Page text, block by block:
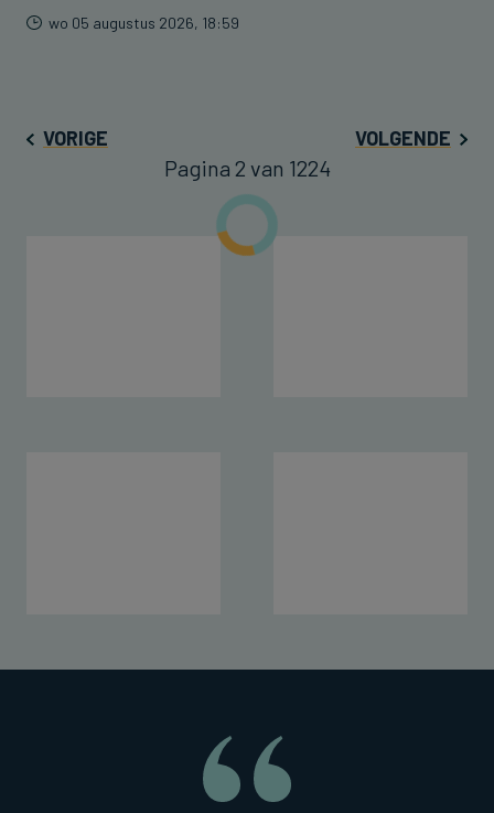
wo 05 augustus 2026, 18:59
VORIGE VOLGENDE
Pagina 2 van 1224